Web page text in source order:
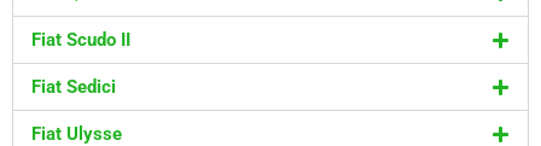
Fiat Scudo II
Fiat Sedici
Fiat Ulysse